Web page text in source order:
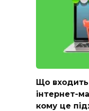
Що
інтернет-
кому це